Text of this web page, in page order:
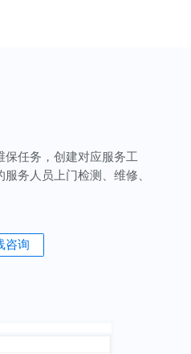
保任务，创建对应服务工
务人员上门检测、维修、
咨询